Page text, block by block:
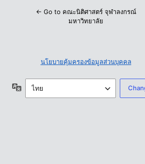
← Go to คณะนิติศาสตร์ จุฬาลงกรณ์
มหาวิทยาลัย
นโยบายคุ้มครองข้อมูลส่วนบุคคล
ภาษา